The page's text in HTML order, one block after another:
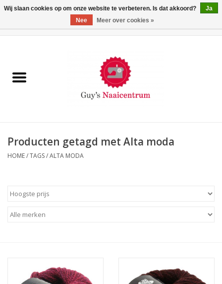
Machines
Paspoppen
Opbergsystemen
Producten getagd met Alta moda
HOME/TAGS/ALTA MODA
Wij slaan cookies op om onze website te verbeteren. Is dat akkoord?
Ja
Nee
Meer over cookies »